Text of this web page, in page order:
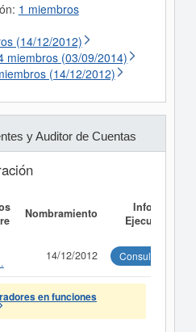
1 miembros
(14/12/2012)
miembros (03/09/2014)
(14/12/2012)
y Auditor de Cuentas
Nombramiento
Informe
Ejecutivo
14/12/2012 Consultar
en funciones